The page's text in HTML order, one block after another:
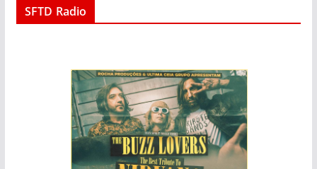
SFTD Radio